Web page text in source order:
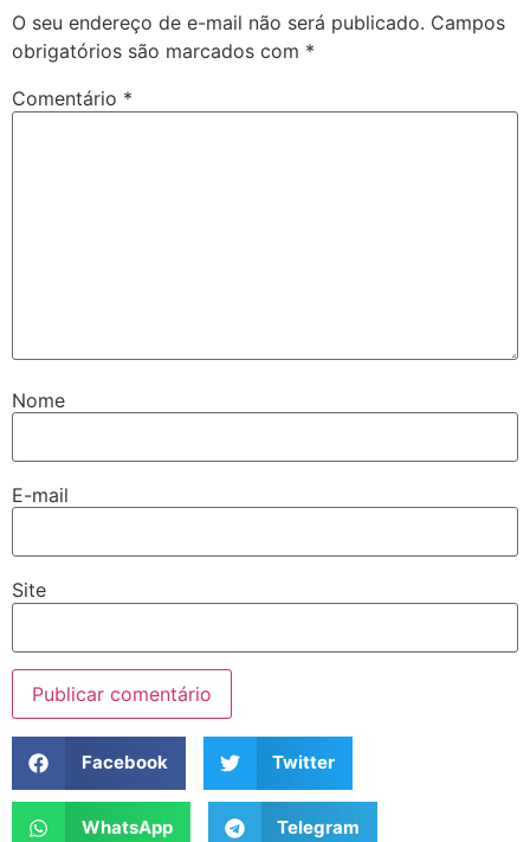
O seu endereço de e-mail não será publicado. Campos
obrigatórios são marcados com *
Comentário *
Nome
E-mail
Site
Facebook Twitter
WhatsApp Telegram